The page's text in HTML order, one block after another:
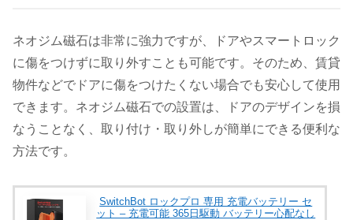
ネオジム磁石は非常に強力ですが、ドアやスマートロック
に傷をつけずに取り外すことも可能です。そのため、賃貸
物件などでドアに傷をつけたくない場合でも安心して使用
できます。ネオジム磁石での設置は、ドアのデザインを損
なうことなく、取り付け・取り外しが簡単にできる便利な
方法です。
SwitchBot ロックプロ 専用 充電バッテリー セ
ット – 充電可能 365日駆動 バッテリー心配なし